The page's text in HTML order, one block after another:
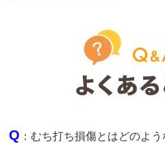
Q ：むち打ち損傷とはどのよ